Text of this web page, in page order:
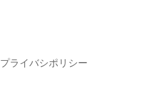
プライバシポリシー